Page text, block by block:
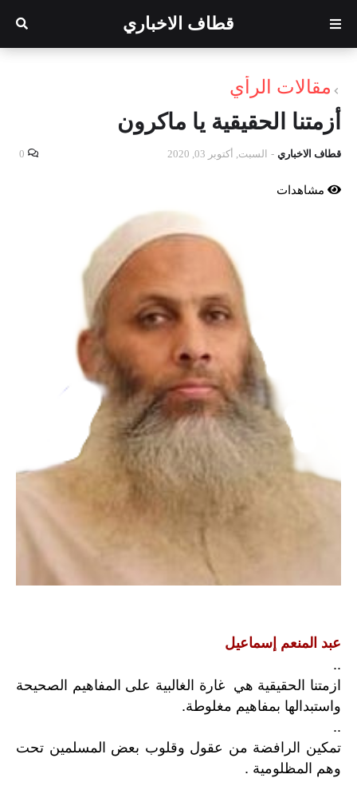
قطاف الاخباري
مقالات الرأي
أزمتنا الحقيقية يا ماكرون
قطاف الاخباري - السبت, أكتوبر 03, 2020 0
مشاهدات
عبد المنعم إسماعيل
..
ازمتنا الحقيقية هي غارة الغالبية على المفاهيم الصحيحة
واستبدالها بمفاهيم مغلوطة.
..
تمكين الرافضة من عقول وقلوب بعض المسلمين تحت
وهم المظلومية .